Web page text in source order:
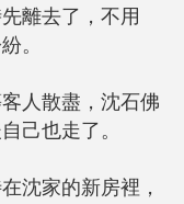
離去了，不用
。
人散盡，沈石佛
己也走了。
家的新房裡，